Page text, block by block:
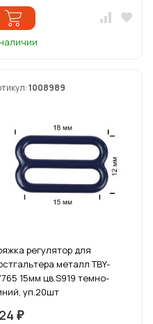
1008989
регулятор для
металл TBY-
15мм цв.S919 темно-
уп.20шт
₽